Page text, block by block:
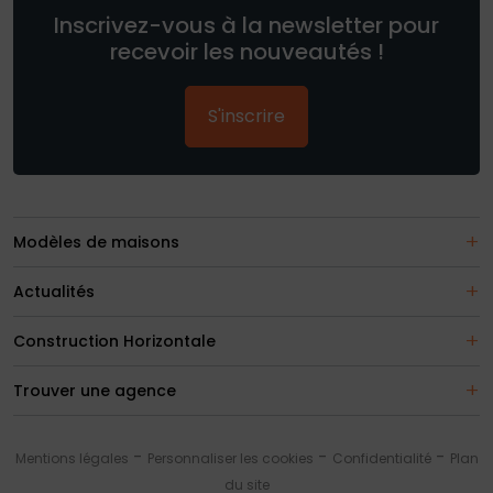
Inscrivez-vous à la newsletter pour
recevoir les nouveautés !
S'inscrire
Modèles de maisons
Actualités
Construction Horizontale
Trouver une agence
Mentions légales Personnaliser les cookies Confidentialité
Plan
du site